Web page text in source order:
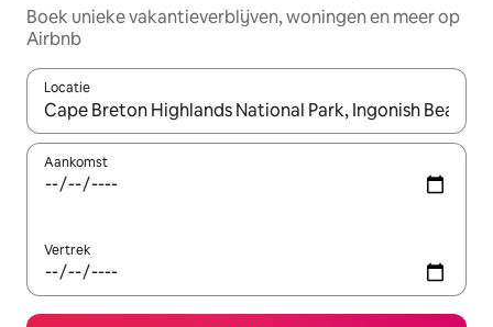
Boek unieke vakantieverblijven, woningen en meer op
Airbnb
Locatie
Wanneer er resultaten beschikbaar zijn, maak je een keuze
Aankomst
Vertrek